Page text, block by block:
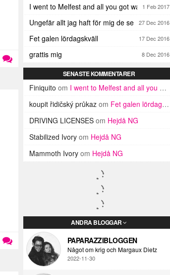
I went to Melfest and all you got was three lousy selfies
1 Feb 2017
Ungefär allt jag haft för mig de senaste dagarna
27 Dec 2016
Fet galen lördagskväll 17 Dec 2016
grattis mig 8 Dec 2016
SENASTE KOMMENTARER
Finiquito om I went to Melfest and all you got was three lousy selfies
koupit řidičský průkaz om Fet galen lördagskväll
DRIVING LICENSES om Hejdå NG
Stabilized Ivory om Hejdå NG
Mammoth Ivory om Hejdå NG
ANDRA BLOGGAR
PAPARAZZIBLOGGEN
Något om krig och Margaux Dietz
2022-11-30